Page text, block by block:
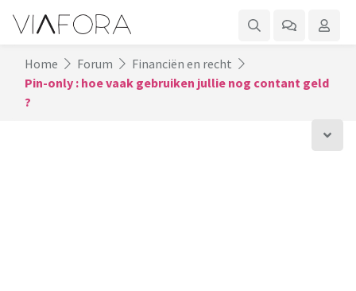
Home Forum
Financiën en recht
Pin-only : hoe vaak gebruiken jullie nog contant geld
?